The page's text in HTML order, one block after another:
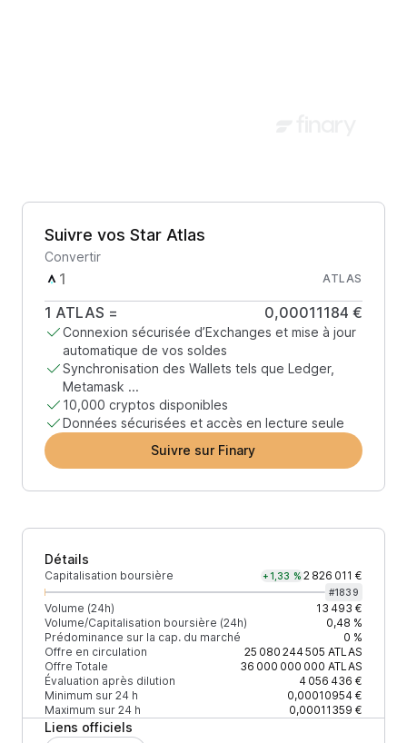
Suivre vos Star Atlas
Convertir
ATLAS
1 ATLAS = 0,00011184 €
Connexion sécurisée d’Exchanges et mise à jour
automatique de vos soldes
Synchronisation des Wallets tels que Ledger,
Metamask ...
10,000 cryptos disponibles
Données sécurisées et accès en lecture seule
Suivre sur Finary
Détails
Capitalisation boursière +1,33 % 2 826 011 €
#1839
Volume (24h)
13 493 €
Volume/Capitalisation boursière (24h)
0,48 %
Prédominance sur la cap. du marché
0 %
Offre en circulation
25 080 244 505 ATLAS
Offre Totale
36 000 000 000 ATLAS
Évaluation après dilution
4 056 436 €
Minimum sur 24 h
0,00010954 €
Maximum sur 24 h
0,00011359 €
Liens officiels